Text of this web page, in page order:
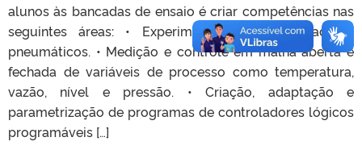
alunos às bancadas de ensaio é criar competências nas
seguintes áreas: • Experimentação com atuadores
pneumáticos. • Medição e controle em malha aberta e
fechada de variáveis de processo como temperatura,
vazão, nível e pressão. • Criação, adaptação e
parametrização de programas de controladores lógicos
programáveis […]